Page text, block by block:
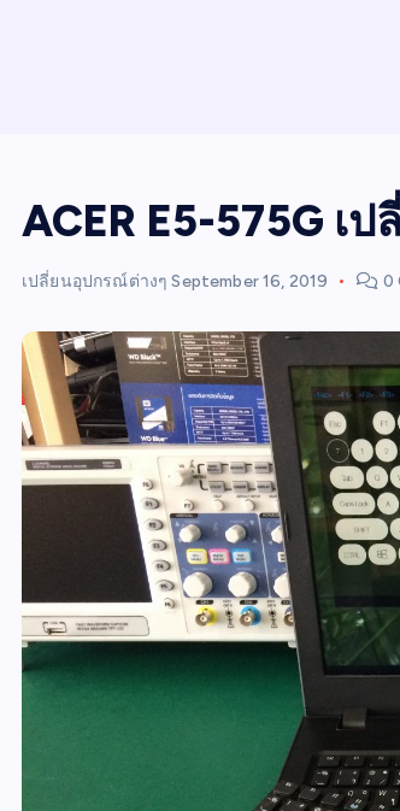
ACER E5-575G เ
เปลี่ยนอุปกรณ์ต่างๆ September 16, 2019 0